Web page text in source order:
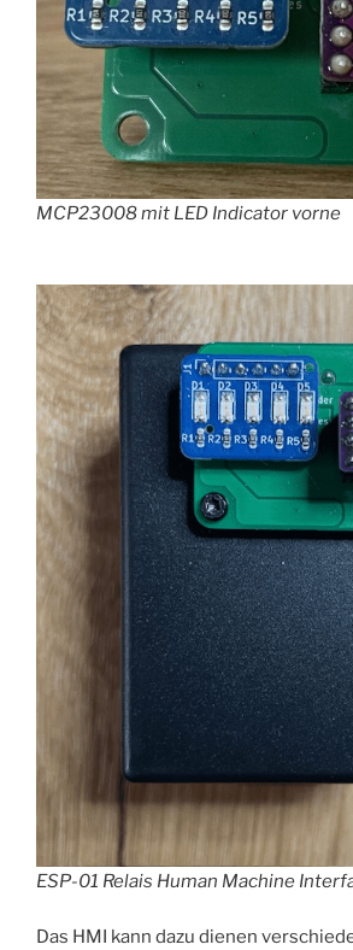
MCP23008 mit LED Indicator vorne
ESP-01 Relais Human Machine
Das HMI kann dazu dienen